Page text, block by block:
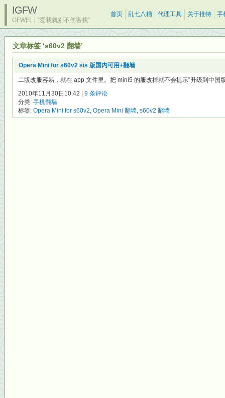
IGFW
GFW曰：“爱我就别不伤害我”
首页 乱七八糟 代理工具 关于推特 手
文章标签 ‘s60v2 翻墙’
Opera Mini for s60v2 sis 版国内可用+翻墙
二版改服容易，就在 app 文件里。把 mini5 的服改掉就不会提示”升级到中国
2010年11月30日10:42 | 9 条评论
分类: 手机翻墙
标签: Opera Mini for s60v2, Opera Mini 翻墙, s60v2 翻墙